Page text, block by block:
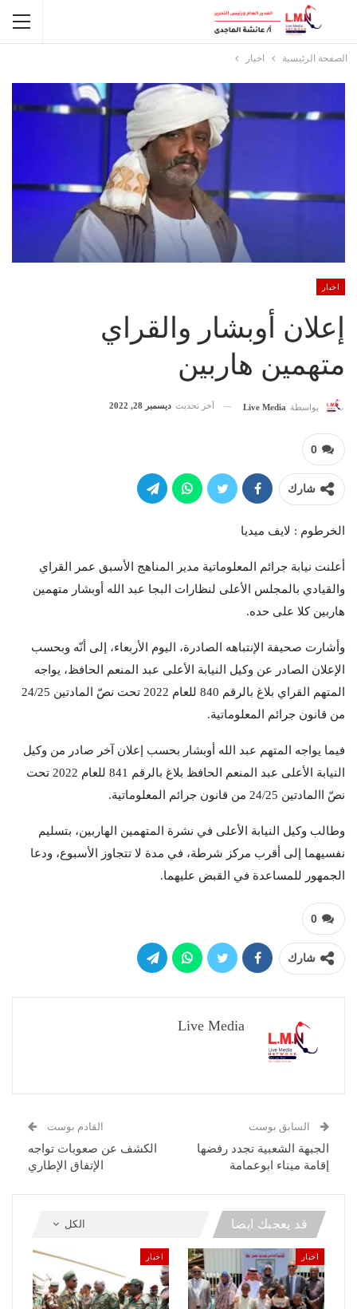
الصفحة الرئيسية اخبار
اخبار
إعلان أوبشار والقراي
متهمين هاربين
بواسطة Live Media آخر تحديث ديسمبر 28, 2022
0
شارك
الخرطوم : لايف ميديا
أعلنت نيابة جرائم المعلوماتية مدير المناهج الأسبق عمر القراي
والقيادي بالمجلس الأعلى لنظارات البجا عبد الله أوبشار متهمين
هاربين كلا على حده.
وأشارت صحيفة الإنتباهه الصادرة، اليوم الأربعاء، إلى أنّه وبحسب
الإعلان الصادر عن وكيل النيابة الأعلى عبد المنعم الحافظ، يواجه
المتهم القراي بلاغ بالرقم 840 للعام 2022 تحت نصّ المادتين 24/25
من قانون جرائم المعلوماتية.
فيما يواجه المتهم عبد الله أوبشار بحسب إعلان آخر صادر من وكيل
النيابة الأعلى عبد المنعم الحافظ بلاغ بالرقم 841 للعام 2022 تحت
نصّ االمادتين 24/25 من قانون جرائم المعلوماتية.
وطالب وكيل النيابة الأعلى في نشرة المتهمين الهاربين، بتسليم
نفسيهما إلى أقرب مركز شرطة، في مدة لا تتجاوز الأسبوع، ودعا
الجمهور للمساعدة في القبض عليهما.
0
شارك
Live Media
السابق بوست
الجبهة الشعبية تجدد رفضها
إقامة ميناء ابوعمامة
القادم بوست
الكشف عن صعوبات تواجه
الإتفاق الإطاري
الكل قد يعجبك ايضا
اخبار اخبار